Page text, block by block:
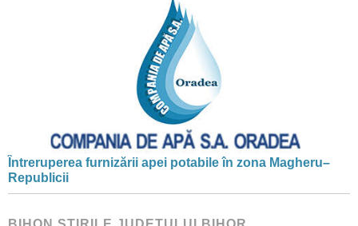
Întreruperea furnizării apei potabile în zona Magheru–
Republicii